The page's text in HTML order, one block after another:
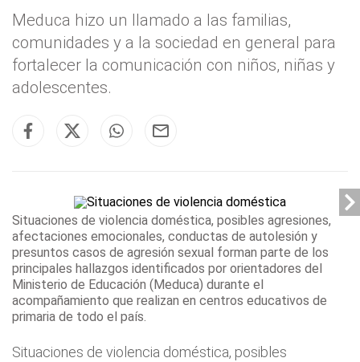
Meduca hizo un llamado a las familias,
comunidades y a la sociedad en general para
fortalecer la comunicación con niños, niñas y
adolescentes.
Situaciones de violencia doméstica, posibles agresiones,
afectaciones emocionales, conductas de autolesión y
presuntos casos de agresión sexual forman parte de los
principales hallazgos identificados por orientadores del
Ministerio de Educación (Meduca) durante el
acompañamiento que realizan en centros educativos de
primaria de todo el país.
Situaciones de violencia doméstica, posibles